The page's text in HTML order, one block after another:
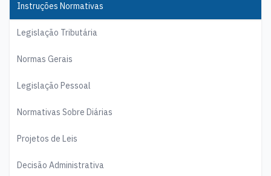
Instruções Normativas
Legislação Tributária
Normas Gerais
Legislação Pessoal
Normativas Sobre Diárias
Projetos de Leis
Decisão Administrativa